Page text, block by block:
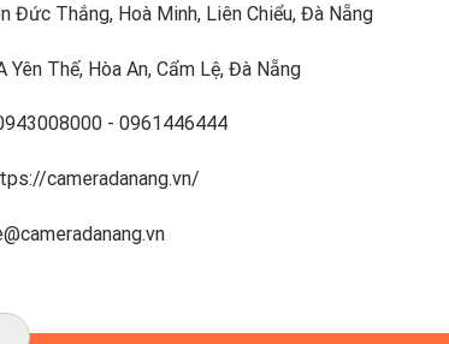
Đức Thắng, Hoà Minh, Liên Chiểu, Đà Nẵng
Yên Thế, Hòa An, Cẩm Lệ, Đà Nẵng
- 0961446444
cameradanang.vn/